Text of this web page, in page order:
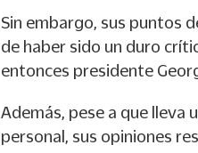
Sin embargo, sus puntos
de haber sido un duro
entonces presidente
Además, pese a que lleva
personal, sus opiniones